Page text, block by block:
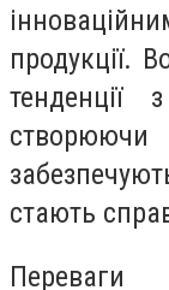
продукції.
тенденції
створюючи
стають